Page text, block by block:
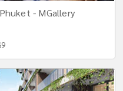
- MGallery